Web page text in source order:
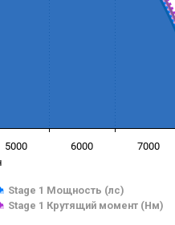
Stage 1 Мощность (лс)
Stage 1 Крутящий момент (Нм)
5000 6000 7000